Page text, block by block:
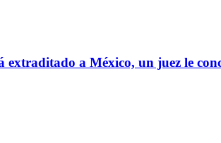
extraditado a México, un juez le